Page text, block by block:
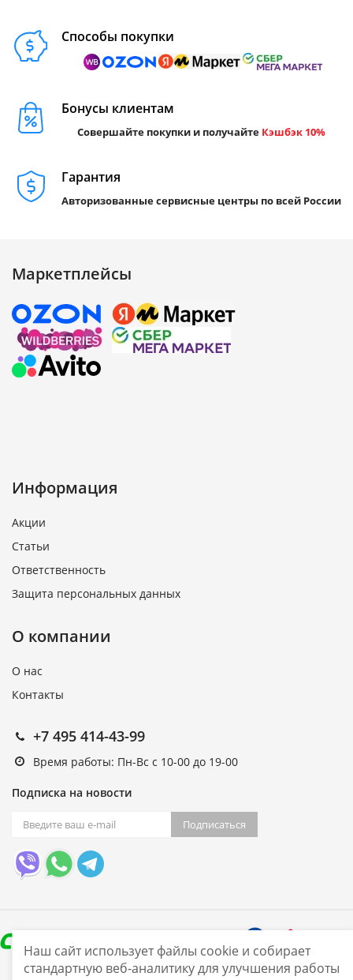
Способы покупки
Бонусы клиентам
Совершайте покупки и получайте Кэшбэк 10%
Гарантия
Авторизованные сервисные центры по всей России
Маркетплейсы
Информация
Акции
Статьи
Ответственность
Защита персональных данных
О компании
О нас
Контакты
+7 495 414-43-99
Время работы: Пн-Вс с 10-00 до 19-00
Подписка на новости
Подписаться
Наш сайт использует файлы cookie и собирает
стандартную веб-аналитику для улучшения работы